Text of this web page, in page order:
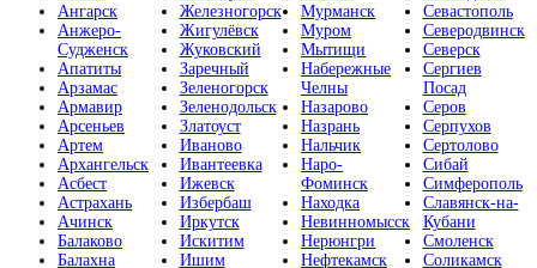
Ангарск
Анжеро-
Судженск
Апатиты
Арзамас
Армавир
Арсеньев
Артем
Архангельск
Асбест
Астрахань
Ачинск
Балаково
Балахна
Железногорск
Жигулёвск
Жуковский
Заречный
Зеленогорск
Зеленодольск
Златоуст
Иваново
Ивантеевка
Ижевск
Избербаш
Иркутск
Искитим
Ишим
Мурманск
Муром
Мытищи
Набережные
Челны
Назарово
Назрань
Нальчик
Наро-
Фоминск
Находка
Невинномысск
Нерюнгри
Нефтекамск
Севастополь
Северодвинск
Северск
Сергиев
Посад
Серов
Серпухов
Сертолово
Сибай
Симферополь
Славянск-на-
Кубани
Смоленск
Соликамск